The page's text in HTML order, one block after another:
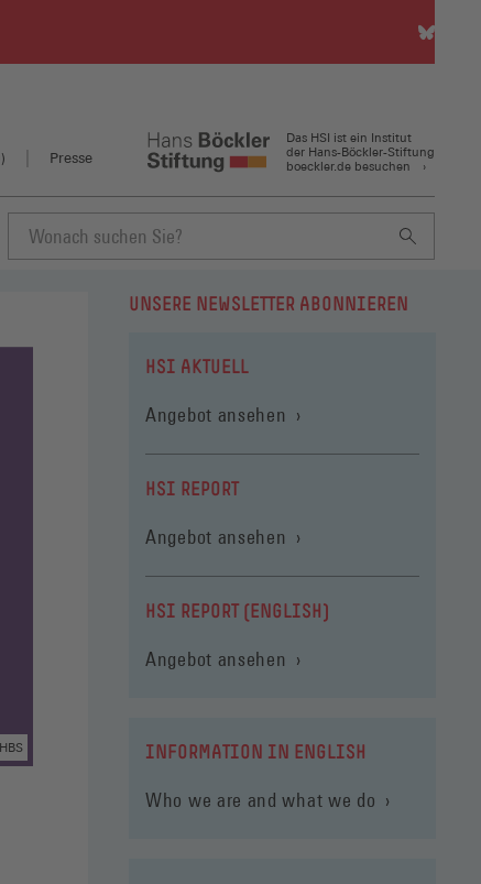
HSI
auf
einem
neuen
Fenster)
) Presse
Das HSI ist ein Institut
der Hans-Böckler-Stiftung
boeckler.de besuchen
UNSERE NEWSLETTER ABONNIEREN
HSI AKTUELL
Angebot ansehen
HSI REPORT
Angebot ansehen
HSI REPORT (ENGLISH)
Angebot ansehen
INFORMATION IN ENGLISH
Who we are and what we do